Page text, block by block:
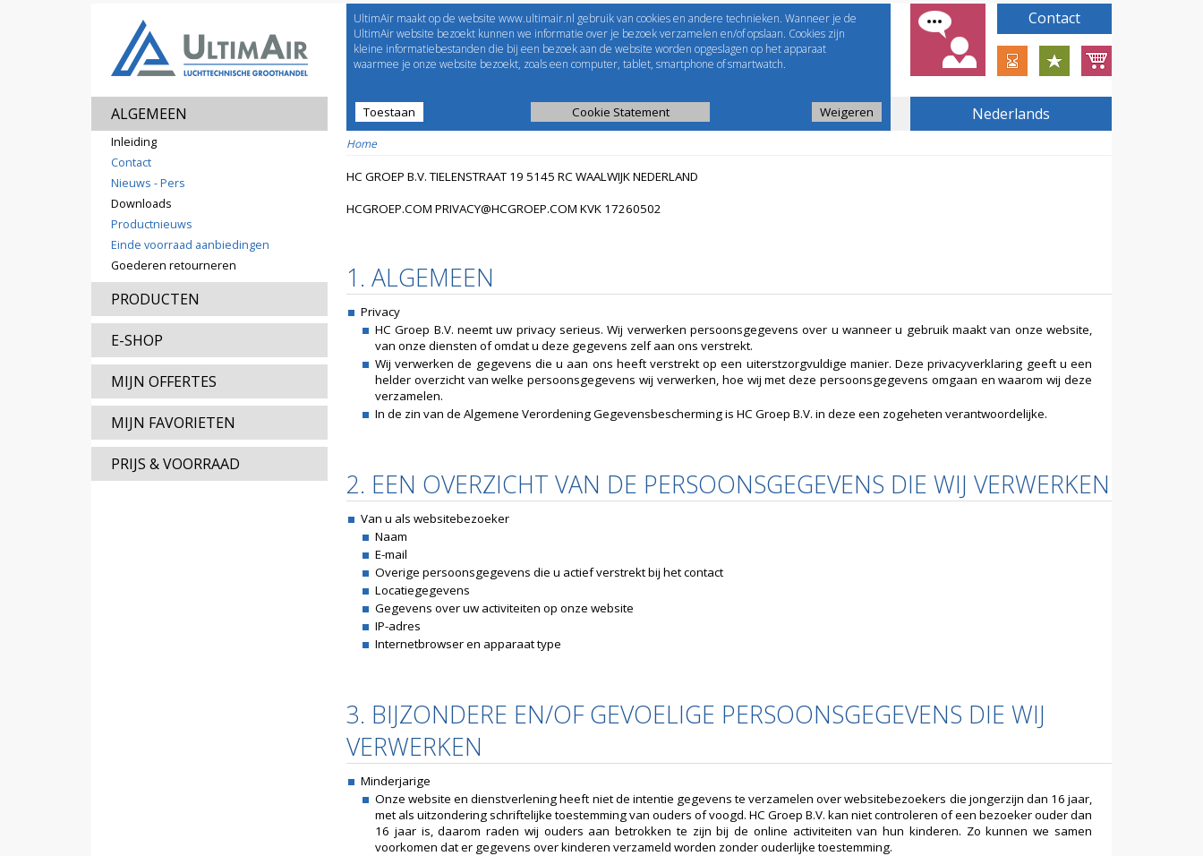
ALGEMEEN
Inleiding
Contact
Nieuws - Pers
Downloads
Productnieuws
Einde voorraad aanbiedingen
Goederen retourneren
PRODUCTEN
E-SHOP
MIJN OFFERTES
MIJN FAVORIETEN
PRIJS & VOORRAAD
EShop-nummer
Wachtwoord
Welcome toUltimAir
Prijslijst Selectie tools
UltimAir maakt op de website www.ultimair.nl gebruik van cookies en andere technieken. Wanneer je de
UltimAir website bezoekt kunnen we informatie over je bezoek verzamelen en/of opslaan. Cookies zijn
kleine informatiebestanden die bij een bezoek aan de website worden opgeslagen op het apparaat
waarmee je onze website bezoekt, zoals een computer, tablet, smartphone of smartwatch.
Toestaan Cookie Statement Weigeren Nederlands
Contact
Home
HC GROEP B.V. TIELENSTRAAT 19 5145 RC WAALWIJK NEDERLAND
HCGROEP.COM PRIVACY@HCGROEP.COM KVK 17260502
1. ALGEMEEN
Privacy
HC Groep B.V. neemt uw privacy serieus. Wij verwerken persoonsgegevens over u wanneer u gebruik maakt van onze website,
van onze diensten of omdat u deze gegevens zelf aan ons verstrekt.
Wij verwerken de gegevens die u aan ons heeft verstrekt op een uiterstzorgvuldige manier. Deze privacyverklaring geeft u een
helder overzicht van welke persoonsgegevens wij verwerken, hoe wij met deze persoonsgegevens omgaan en waarom wij deze
verzamelen.
In de zin van de Algemene Verordening Gegevensbescherming is HC Groep B.V. in deze een zogeheten verantwoordelijke.
2. EEN OVERZICHT VAN DE PERSOONSGEGEVENS DIE WIJ VERWERKEN
Van u als websitebezoeker
Naam
E-mail
Overige persoonsgegevens die u actief verstrekt bij het contact
Locatiegegevens
Gegevens over uw activiteiten op onze website
IP-adres
Internetbrowser en apparaat type
3. BIJZONDERE EN/OF GEVOELIGE PERSOONSGEGEVENS DIE WIJ
VERWERKEN
Minderjarige
Onze website en dienstverlening heeft niet de intentie gegevens te verzamelen over websitebezoekers die jongerzijn dan 16 jaar,
met als uitzondering schriftelijke toestemming van ouders of voogd. HC Groep B.V. kan niet controleren of een bezoeker ouder dan
16 jaar is, daarom raden wij ouders aan betrokken te zijn bij de online activiteiten van hun kinderen. Zo kunnen we samen
voorkomen dat er gegevens over kinderen verzameld worden zonder ouderlijke toestemming.